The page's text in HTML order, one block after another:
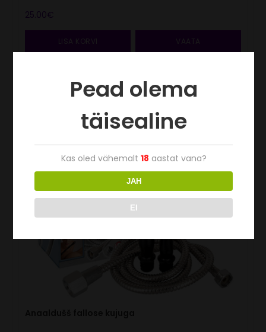
25.00€
LISA KORVI VAATA
Pead olema
täisealine
Kas oled vähemalt 18 aastat vana?
JAH
EI